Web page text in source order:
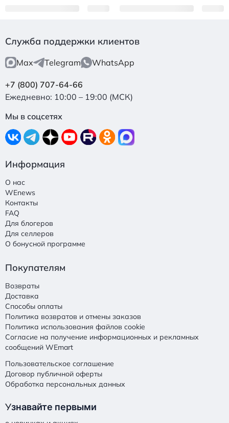
Служба поддержки клиентов
Max Telegram WhatsApp
+7 (800) 707-64-66
Ежедневно: 10:00 – 19:00 (МСК)
Мы в соцсетях
Информация
О нас
WEnews
Контакты
FAQ
Для блогеров
Для селлеров
О бонусной программе
Покупателям
Возвраты
Доставка
Способы оплаты
Политика возвратов и отмены заказов
Политика использования файлов cookie
Согласие на получение информационных и рекламных
сообщений WEmart
Пользовательское соглашение
Договор публичной оферты
Обработка персональных данных
Узнавайте первыми